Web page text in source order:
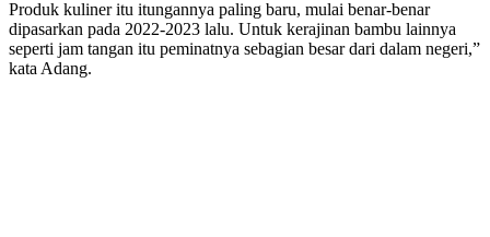
Produk kuliner itu itungannya paling baru, mulai benar-benar
dipasarkan pada 2022-2023 lalu. Untuk kerajinan bambu lainnya
seperti jam tangan itu peminatnya sebagian besar dari dalam negeri,”
kata Adang.